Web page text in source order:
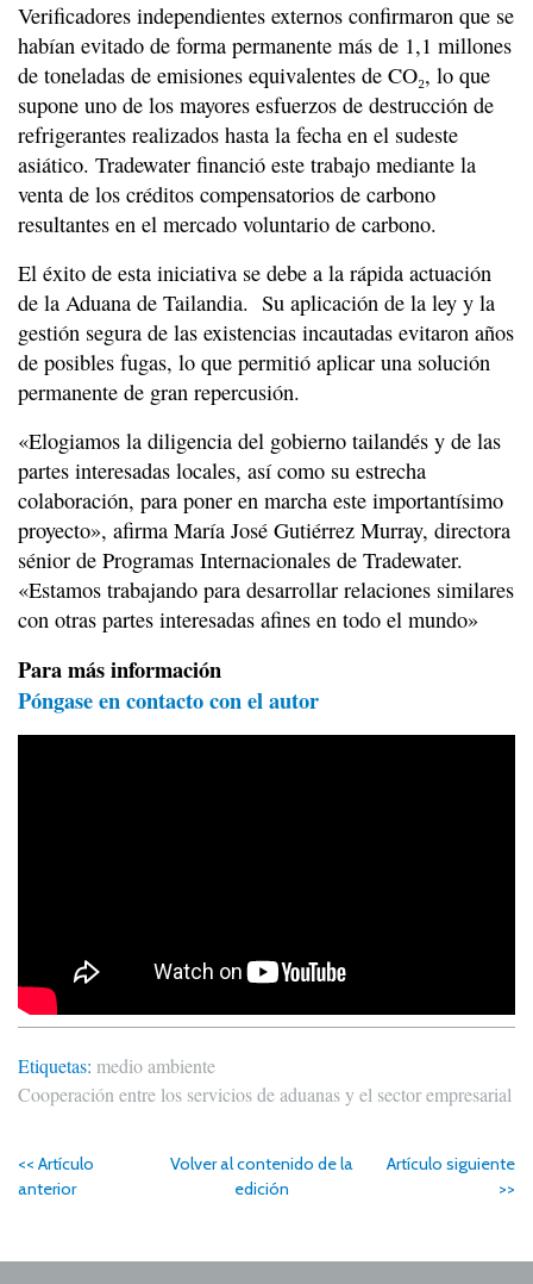
Verificadores independientes externos confirmaron que se
habían evitado de forma permanente más de 1,1 millones
de toneladas de emisiones equivalentes de CO₂, lo que
supone uno de los mayores esfuerzos de destrucción de
refrigerantes realizados hasta la fecha en el sudeste
asiático. Tradewater financió este trabajo mediante la
venta de los créditos compensatorios de carbono
resultantes en el mercado voluntario de carbono.
El éxito de esta iniciativa se debe a la rápida actuación
de la Aduana de Tailandia. Su aplicación de la ley y la
gestión segura de las existencias incautadas evitaron años
de posibles fugas, lo que permitió aplicar una solución
permanente de gran repercusión.
«Elogiamos la diligencia del gobierno tailandés y de las
partes interesadas locales, así como su estrecha
colaboración, para poner en marcha este importantísimo
proyecto», afirma María José Gutiérrez Murray, directora
sénior de Programas Internacionales de Tradewater.
«Estamos trabajando para desarrollar relaciones similares
con otras partes interesadas afines en todo el mundo»
Para más información
Póngase en contacto con el autor
Etiquetas: medio ambiente
Cooperación entre los servicios de aduanas y el sector empresarial
<< Artículo
anterior
Volver al contenido de la
edición
Artículo siguiente
>>